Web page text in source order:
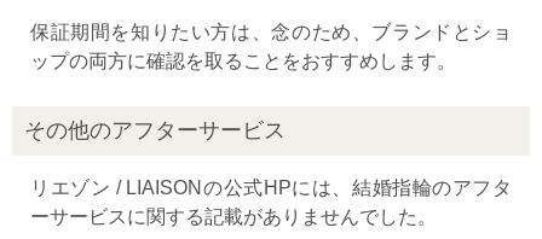
保証期間を知りたい方は、念のため、ブランドとショ
ップの両方に確認を取ることをおすすめします。
その他のアフターサービス
リエゾン / LIAISONの公式HPには、結婚指輪のアフタ
ーサービスに関する記載がありませんでした。